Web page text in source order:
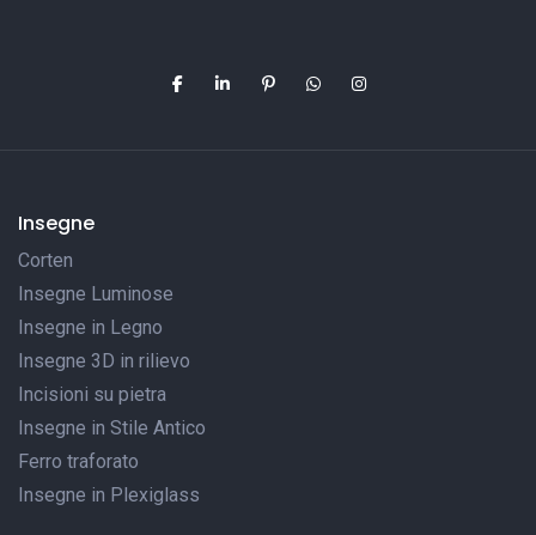
Insegne
Corten
Insegne Luminose
Insegne in Legno
Insegne 3D in rilievo
Incisioni su pietra
Insegne in Stile Antico
Ferro traforato
Insegne in Plexiglass